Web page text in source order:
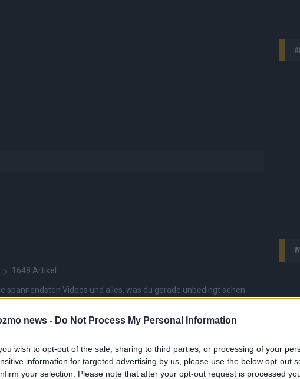
news - Do Not Process My Personal Information
wish to opt-out of the sale, sharing to third parties, or processing of your
information for targeted advertising by us, please use the below opt-out
your selection. Please note that after your opt-out request is processed
1648 Artikel
spannendsten Videos und alles, was du gerade unbedingt sehen
– wir bringen dir die Inhalte direkt auf den Screen, live oder on-
Clips, Streams und Highlights extra für dich. Kein langes Suchen,
einschalten, mitfiebern und nichts verpassen.